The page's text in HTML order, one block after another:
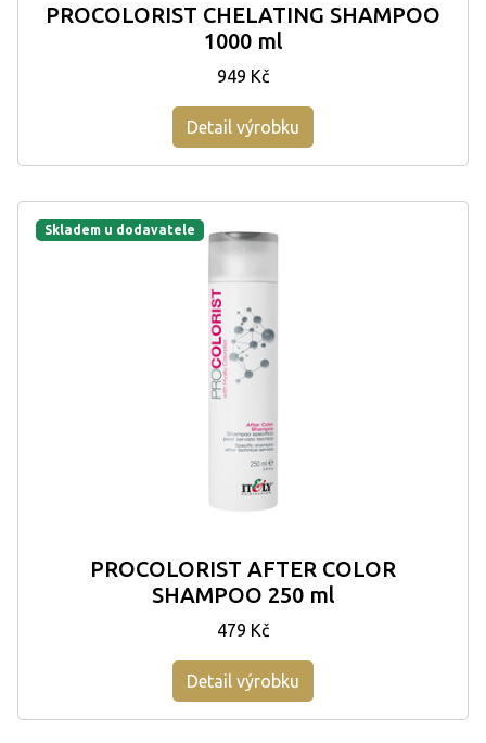
PROCOLORIST CHELATING SHAMPOO
1000 ml
949 Kč
Detail výrobku
Skladem u dodavatele
PROCOLORIST AFTER COLOR
SHAMPOO 250 ml
479 Kč
Detail výrobku